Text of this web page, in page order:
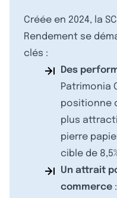
Créée en 2024, la
Rendement se
clés :
Des
Patrimonia
positionne
plus
pierre
cible de
Un attrait
commerce